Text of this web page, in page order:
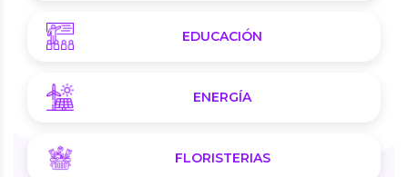
EDUCACIÓN
ENERGÍA
FLORISTERIAS